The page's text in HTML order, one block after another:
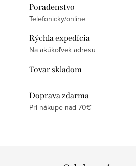
Poradenstvo
Telefonicky/online
Rýchla expedícia
Na akúkoľvek adresu
Tovar skladom
Doprava zdarma
Pri nákupe nad 70€